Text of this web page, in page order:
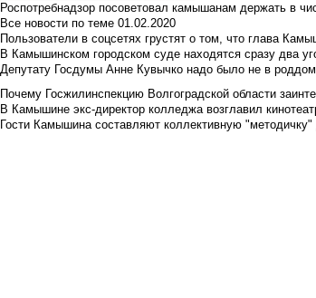
Роспотребнадзор посоветовал камышанам держать в
Все новости по теме 01.02.2020
Пользователи в соцсетях грустят о том, что глава
В Камышинском городском суде находятся сразу два
Депутату Госдумы Анне Кувычко надо было не в
Почему Госжилинспекцию Волгоградской области
В Камышине экс-директор колледжа возглавил
Гости Камышина составляют коллективную